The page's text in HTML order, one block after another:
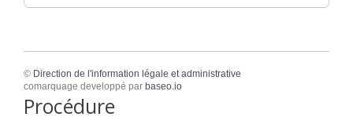
© Direction de l'information légale et administrative
comarquage developpé par baseo.io
Procédure